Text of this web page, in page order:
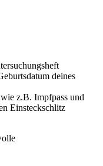
deines
z.B. Impfpass und
Einsteckschlitz